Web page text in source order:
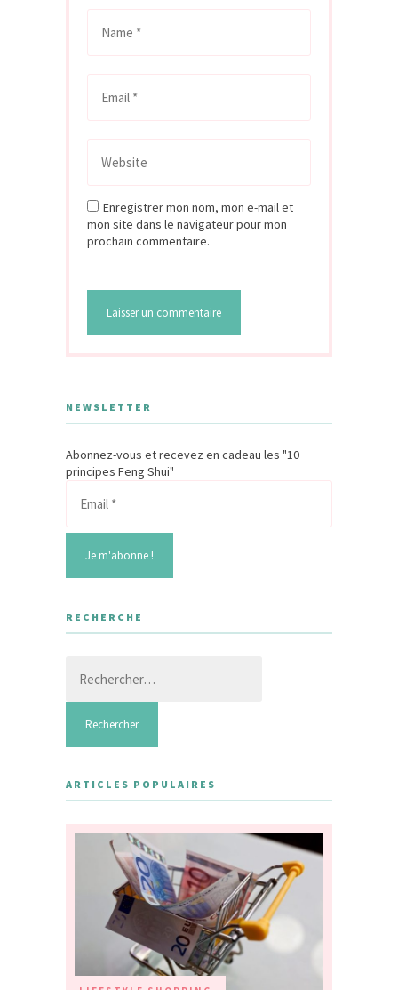
Enregistrer mon nom, mon e-mail et
mon site dans le navigateur pour mon
prochain commentaire.
NEWSLETTER
Abonnez-vous et recevez en cadeau les "10
principes Feng Shui"
RECHERCHE
ARTICLES POPULAIRES